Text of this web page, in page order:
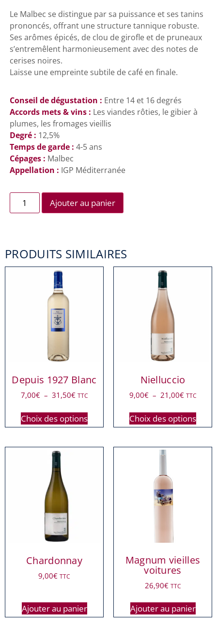
Le Malbec se distingue par sa puissance et ses tanins
prononcés, offrant une structure tannique robuste.
Ses arômes épicés, de clou de girofle et de pruneaux
s’entremêlent harmonieusement avec des notes de
cerises noires.
Laisse une empreinte subtile de café en finale.
Conseil de dégustation : Entre 14 et 16 degrés
Accords mets & vins : Les viandes rôties, le gibier à
plumes, les fromages vieillis
Degré : 12,5%
Temps de garde : 4-5 ans
Cépages : Malbec
Appellation : IGP Méditerranée
Ajouter au panier
PRODUITS SIMILAIRES
Depuis 1927 Blanc
7,00€ – 31,50€ TTC
Choix des options
Nielluccio
9,00€ – 21,00€ TTC
Choix des options
Chardonnay
9,00€ TTC
Ajouter au panier
Magnum vieilles
voitures
26,90€ TTC
Ajouter au panier